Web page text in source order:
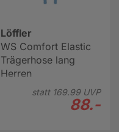
Löffler
WS Comfort Elastic
Trägerhose lang
Herren
statt 169.99UVP
88.-